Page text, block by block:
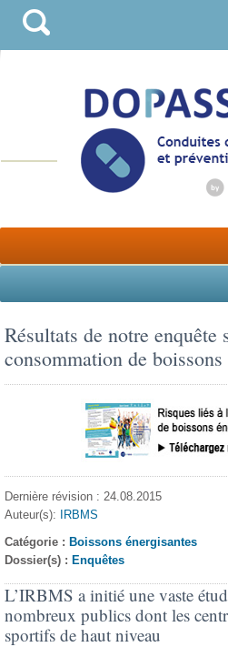
Résultats de notre enquête
consommation de boissons
Dernière révision : 24.08.2015
Auteur(s):
IRBMS
Catégorie : Boissons énergisantes
Dossier(s) : Enquêtes
L’IRBMS a initié une vaste
nombreux publics dont les
sportifs de haut niveau